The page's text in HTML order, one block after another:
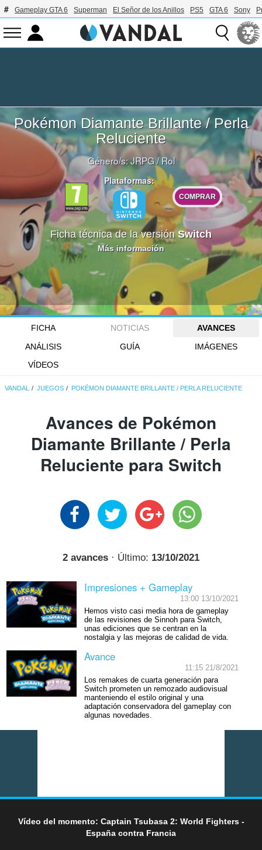
Gameplay GTA 6 Superman El Señor de los Anillos PS5 GTA 6 Sony
Pokémon Diamante Brillante / Perla
Reluciente
Género/s:JRPG/Rol
Plataformas:
COMPRAR
Ficha técnica de la versiónSwitch
Más información
FICHA NOTICIAS
AVANCES
ANÁLISIS
GUÍA
IMÁGENES
VÍDEOS
VANDAL JUEGOS POKÉMON DIAMANTE BRILLANTE / PERLA RELUCIENTE
Avances de Pokémon
Diamante Brillante / Perla
Reluciente para Switch
2 avances · Último: 13/10/2021
Impresiones + Gameplay
13:00 13/10/2021
Hemos visto casi media hora de gameplay
de las revisiones de Sinnoh para Switch,
unas ediciones que se centran en la
nostalgia y las mejoras de calidad de vida.
Avance
11:15 21/8/2021
Los remakes de cuarta generación para
Switch prometen un remozado audiovisual
manteniendo el estilo original y una
adaptación conservadora del gameplay con
algunas novedades.
Vídeo del momento: Captain Tsubasa 2: World Fighters -
España contra Francia